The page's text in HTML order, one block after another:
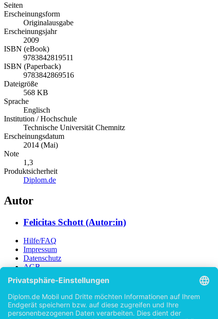
Seiten
Erscheinungsform
Originalausgabe
Erscheinungsjahr
2009
ISBN (eBook)
9783842819511
ISBN (Paperback)
9783842869516
Dateigröße
568 KB
Sprache
Englisch
Institution / Hochschule
Technische Universität Chemnitz
Erscheinungsdatum
2014 (Mai)
Note
1,3
Produktsicherheit
Diplom.de
Autor
Felicitas Schott (Autor:in)
Hilfe/FAQ
Impressum
Datenschutz
AGB
Vertrag widerrufen
Zur Desktop-Version
Copyright ©Imprint in der Bedey & Thoms Media GmbH
powered
byOpen Publishing